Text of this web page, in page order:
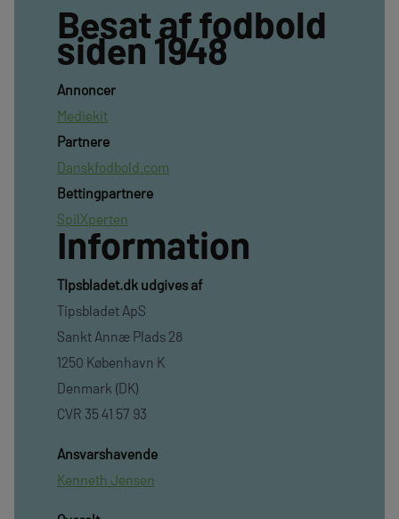
Besat af fodbold
siden 1948
Annoncer
Mediekit
Partnere
Danskfodbold.com
Bettingpartnere
SpilXperten
Information
TIpsbladet.dk udgives af
Tipsbladet ApS
Sankt Annæ Plads 28
1250 København K
Denmark (DK)
CVR 35 41 57 93
Ansvarshavende
Kenneth Jensen